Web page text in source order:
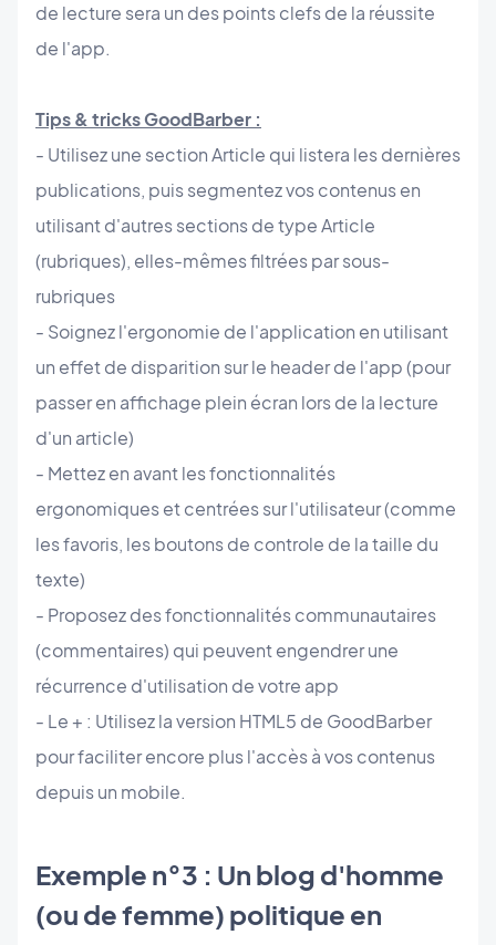
de lecture sera un des points clefs de la réussite
de l'app.
Tips & tricks GoodBarber :
- Utilisez une section Article qui listera les dernières
publications, puis segmentez vos contenus en
utilisant d'autres sections de type Article
(rubriques), elles-mêmes filtrées par sous-
rubriques
- Soignez l'ergonomie de l'application en utilisant
un effet de disparition sur le header de l'app (pour
passer en affichage plein écran lors de la lecture
d'un article)
- Mettez en avant les fonctionnalités
ergonomiques et centrées sur l'utilisateur (comme
les favoris, les boutons de controle de la taille du
texte)
- Proposez des fonctionnalités communautaires
(commentaires) qui peuvent engendrer une
récurrence d'utilisation de votre app
- Le + : Utilisez la version HTML5 de GoodBarber
pour faciliter encore plus l'accès à vos contenus
depuis un mobile.
Exemple n°3 : Un blog d'homme
(ou de femme) politique en